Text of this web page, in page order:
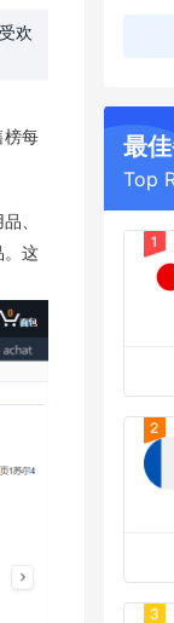
欢
榜每
、
。这
最
Top